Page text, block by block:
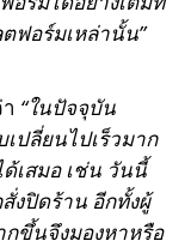
ฟอร์มเหล่านั้น”
“ในปัจจุบัน
ปลี่ยนไปเร็วมาก
เสมอ เช่น วันนี้
งปิดร้าน อีกทั้งผู้
กขึ้นจึงมองหาหรือ